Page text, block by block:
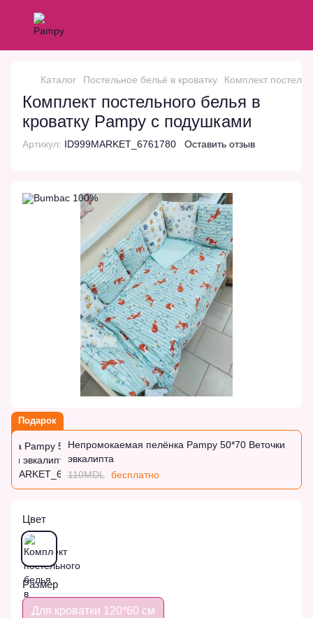
Каталог Постельное бельё в кроватку Комплект
Комплект постельного белья в
кроватку Pampy с подушками
Артикул: ID999MARKET_6761780 Оставить отзыв
Подарок
Непромокаемая пелёнка Pampy 50*70 Веточки
эвкалипта
110MDL бесплатно
Цвет
Размер
Для кроватки 120*60 см